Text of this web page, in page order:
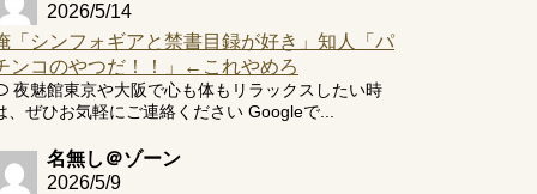
2026/5/14
「シンフォギアと禁書目録が好き」知人「パ
ンコのやつだ！！」←これやめろ
夜魅館東京や大阪で心も体もリラックスしたい時
、ぜひお気軽にご連絡ください Googleで...
名無し＠ゾーン
2026/5/9